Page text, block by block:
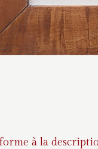
à la